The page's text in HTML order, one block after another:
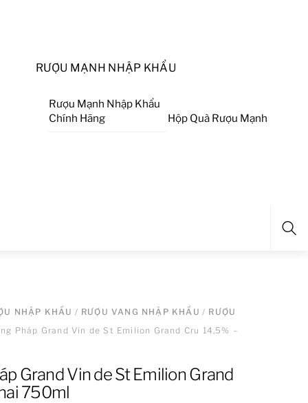
RƯỢU MẠNH NHẬP KHẨU
Rượu Mạnh Nhập Khẩu
Chính Hãng
Hộp Quà Rượu Mạnh
NHẬP KHẨU / RƯỢU VANG NHẬP KHẨU / RƯỢU
Pháp Grand Vin de St Emilion Grand Cru 14,5% –
Grand Vin de St Emilion Grand
750ml